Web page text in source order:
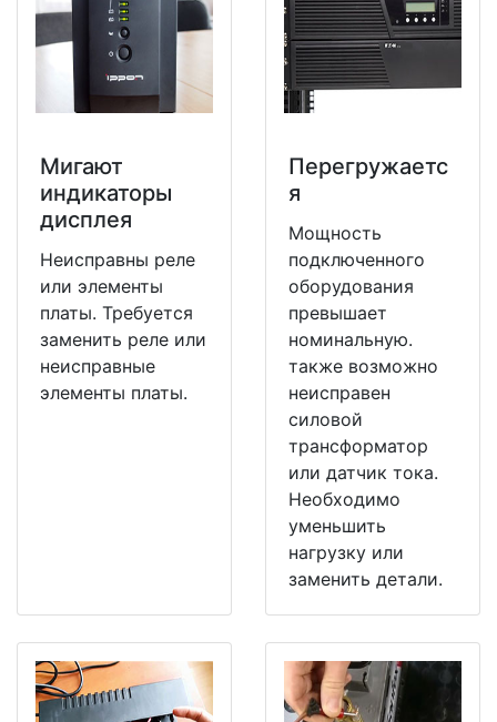
Мигают
индикаторы
дисплея
Неисправны реле
или элементы
платы. Требуется
заменить реле или
неисправные
элементы платы.
Перегружаетс
я
Мощность
подключенного
оборудования
превышает
номинальную.
также возможно
неисправен
силовой
трансформатор
или датчик тока.
Необходимо
уменьшить
нагрузку или
заменить детали.